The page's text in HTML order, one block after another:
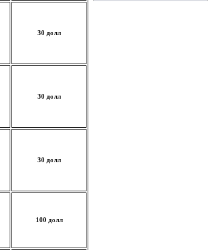
30 долл
30 долл
30 долл
100 долл